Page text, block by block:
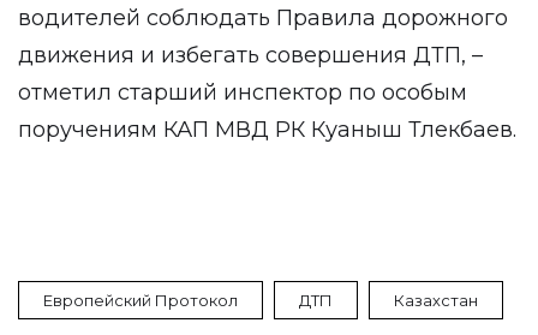
водителей соблюдать Правила дорожного
движения и избегать совершения ДТП, –
отметил старший инспектор по особым
поручениям КАП МВД РК Куаныш Тлекбаев.
Европейский Протокол ДТП Казахстан